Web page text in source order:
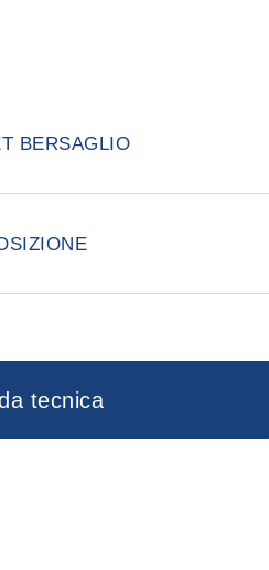
BERSAGLIO
zanzare (comuni e
puro 1,00 g
tecnica